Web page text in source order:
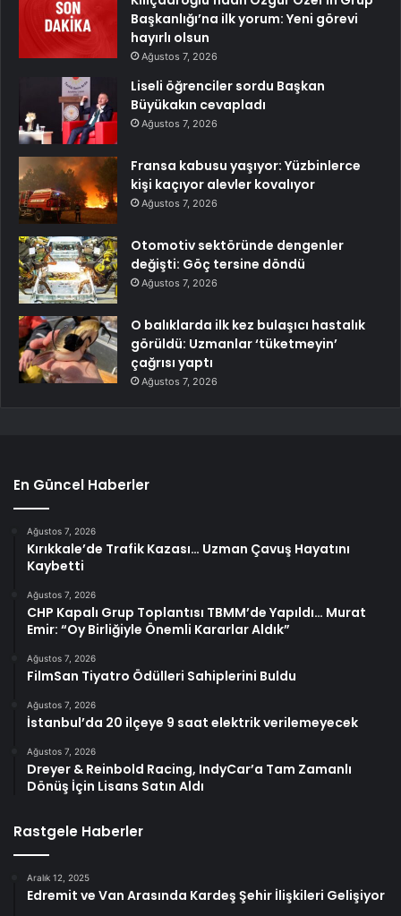
Başkanlığı’na ilk yorum: Yeni görevi
hayırlı olsun
Ağustos 7, 2026
Liseli öğrenciler sordu Başkan
Büyükakın cevapladı
Ağustos 7, 2026
Fransa kabusu yaşıyor: Yüzbinlerce
kişi kaçıyor alevler kovalıyor
Ağustos 7, 2026
Otomotiv sektöründe dengenler
değişti: Göç tersine döndü
Ağustos 7, 2026
O balıklarda ilk kez bulaşıcı hastalık
görüldü: Uzmanlar ‘tüketmeyin’
çağrısı yaptı
Ağustos 7, 2026
En Güncel Haberler
Ağustos 7, 2026
Kırıkkale’de Trafik Kazası… Uzman Çavuş Hayatını
Kaybetti
Ağustos 7, 2026
CHP Kapalı Grup Toplantısı TBMM’de Yapıldı… Murat
Emir: “Oy Birliğiyle Önemli Kararlar Aldık”
Ağustos 7, 2026
FilmSan Tiyatro Ödülleri Sahiplerini Buldu
Ağustos 7, 2026
İstanbul’da 20 ilçeye 9 saat elektrik verilemeyecek
Ağustos 7, 2026
Dreyer & Reinbold Racing, IndyCar’a Tam Zamanlı
Dönüş İçin Lisans Satın Aldı
Rastgele Haberler
Aralık 12, 2025
Edremit ve Van Arasında Kardeş Şehir İlişkileri Gelişiyor